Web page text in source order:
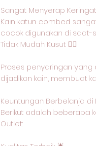
Sangat Menyerap
Kain katun combed
cocok digunakan di
Tidak Mudah Kusut 🙅‍♂️
Proses penyaringan
dijadikan kain, membuat
Keuntungan Berbelanja di
Berikut adalah beberapa
Outlet: